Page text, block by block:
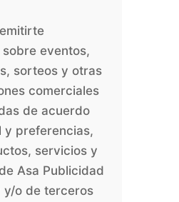
eventos,
sorteos y otras
comerciales
de acuerdo
y preferencias,
servicios y
Asa Publicidad
y/o de terceros